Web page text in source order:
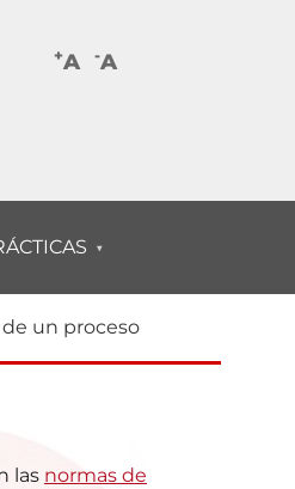
+A -A
un proceso
las normas de